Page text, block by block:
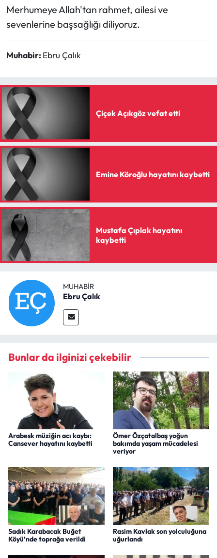
Merhumeye Allah'tan rahmet, ailesi ve
sevenlerine başsağlığı diliyoruz.
Muhabir: Ebru Çalık
Çiçek Açıkgöz vefat etti
Emine Köroğlu hayatını kaybetti
Mustafa Çıplak hayatını
kaybetti
MUHABIR
Ebru Çalık
Bunlar da ilginizi çekebilir
Arabesk müziğin acı kaybı:
Cansever hayatını kaybetti
Ömer Özçatalbaş yoğun
bakımda yaşam mücadelesi
veriyor
Sadık Karabacak Buğet
Köyü’nde toprağa verildi
Rasim Kavlak son yolculuğuna
uğurlandı
Otomotiv
Resmi İlan
Sağlık
Siyaset
Spor
Sungurlu Haberleri
Turizm
Uğurludağ Haberleri
Yaşam
Yemek Tarifleri
Yerel Haberler